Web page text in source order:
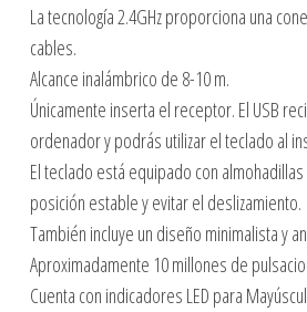
La tecnología 2.4GHz proporciona una
cables.
Alcance inalámbrico de 8-10 m.
Únicamente inserta el receptor. El USB
ordenador y podrás utilizar el teclado al
El teclado está equipado con
posición estable y evitar el deslizamiento.
También incluye un diseño minimalista y
Aproximadamente 10 millones de
Cuenta con indicadores LED para